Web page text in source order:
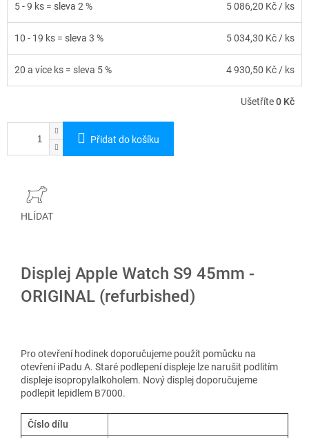
5 - 9 ks = sleva 2 % 5 086,20 Kč/ ks
10 - 19 ks = sleva 3 % 5 034,30 Kč/ ks
20 a více ks = sleva 5 % 4 930,50 Kč/ ks
Ušetříte0 Kč
Přidat do košíku
HLÍDAT
Displej Apple Watch S9 45mm -
ORIGINAL (refurbished)
Pro otevření hodinek doporučujeme použít pomůcku na
otevření iPadu A. Staré podlepení displeje lze narušit podlitím
displeje isopropylalkoholem. Nový displej doporučujeme
podlepit lepidlem B7000.
Číslo dílu